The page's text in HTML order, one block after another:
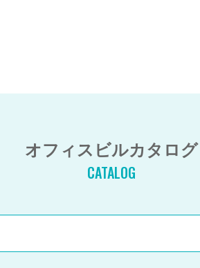
オフィスビルカタログ
CATALOG